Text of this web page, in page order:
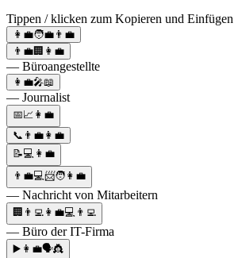
Tippen / klicken zum Kopieren und Einfügen
👩‍💼🧑‍💼👨‍💼
👨‍💼🏢👩‍💼
— Büroangestellte
👩‍💼🎤📖
— Journalist
📅📈👩‍💼
📞👨‍💼👩‍💼
📝💻👩‍💼
👨‍💼💻📨🧑👩‍💼
— Nachricht von Mitarbeitern
🏢👨‍💻👩‍💼💻👨‍💻
— Büro der IT-Firma
▶️👩‍💼🗣👸